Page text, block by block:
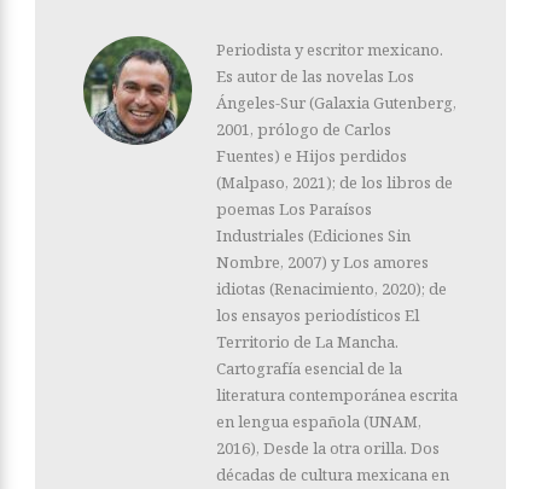
Periodista y escritor mexicano.
Es autor de las novelas Los
Ángeles-Sur (Galaxia Gutenberg,
2001, prólogo de Carlos
Fuentes) e Hijos perdidos
(Malpaso, 2021); de los libros de
poemas Los Paraísos
Industriales (Ediciones Sin
Nombre, 2007) y Los amores
idiotas (Renacimiento, 2020); de
los ensayos periodísticos El
Territorio de La Mancha.
Cartografía esencial de la
literatura contemporánea escrita
en lengua española (UNAM,
2016), Desde la otra orilla. Dos
décadas de cultura mexicana en